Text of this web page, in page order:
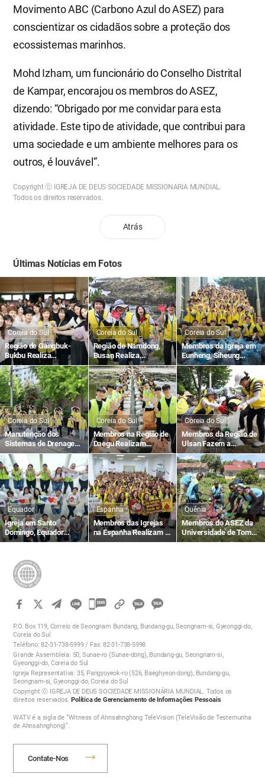
Movimento ABC (Carbono Azul do ASEZ) para
conscientizar os cidadãos sobre a proteção dos
ecossistemas marinhos.
Mohd Izham, um funcionário do Conselho Distrital
de Kampar, encorajou os membros do ASEZ,
dizendo: “Obrigado por me convidar para esta
atividade. Este tipo de atividade, que contribui para
uma sociedade e um ambiente melhores para os
outros, é louvável”.
Copyright ⓒ IGREJA DE DEUS SOCIEDADE MISSIONARIA MUNDIAL.
Todos os direitos reservados.
Atrás
Últimas Notícias em Fotos
Coreia do Sul
Região de Gangbuk-
Bukbu Realiza
Campanhas de Doação
de Sangue no Banco de
Sangue Seul-Dongbu
Coreia do Sul
Região de Namdong,
Busan Realiza
Campanha
“Apaguemos as
Pegadas de Plástico”
Coreia do Sul
Membros da Igreja em
Eunheng, Siheung
Fizeram a Manutenção
dos Sistemas de
Drenagem em
Preparação para a
Estação das Chuvas
Coreia do Sul
Manutenção dos
Sistemas de Drenagem
no Distrito de Gangseo,
Seul antes da Estação
de Chuvas
Coreia do Sul
Membros na Região de
Daegu Realizam
Campanha
“Apaguemos as
Pegadas de Plástico”
Coreia do Sul
Membros da Região de
Ulsan Fazem a
Manutenção do
Sistema de Drenagem
para Prevenção de
Enchentes durante a
Estação de Chuvas
Equador
Igreja em Santo
Domingo, Equador
Realiza a 1.504ª
Doação de Sangue para
a Vida com o Amor da
Páscoa
Espanha
Membros das Igrejas
na Espanha Realizam a
1481ª Campanha
Quênia
Membros do ASEZ da
Universidade de Tom
Mboya Realizam a
카
오
공
하
카
오
공
유
하
기
P.O. Box 119, Correio de Seongnam Bundang, Bundang-gu, Seongnam-si, Gyeonggi-do,
Coreia do Sul
Teléfono: 82-31-738-5999 / Fax: 82-31-738-5998
Grande Assembleia: 50, Sunae-ro (Sunae-dong), Bundang-gu, Seongnam-si,
Gyeonggi-do, Coreia do Sul
Igreja Representativa: 35, Pangyoyeok-ro (526, Baeghyeon-dong), Bundang-gu,
Seongnam-si, Gyeonggi-do, Coreia do Sul
Copyright ⓒ IGREJA DE DEUS SOCIEDADE MISSIONÁRIA MUNDIAL. Todos os
direitos reservados.Política de Gerenciamento de Informações Pessoais
WATV é a sigla de “Witness of Ahnsahnghong TeleVision (TeleVisão de Testemunha
de Ahnsahnghong)”.
Contate-Nos